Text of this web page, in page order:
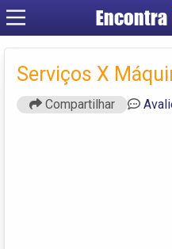
Encontra
Serviços X
Compartilhar